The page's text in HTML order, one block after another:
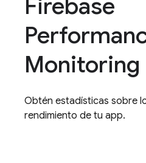
Firebase
Monitoring
Obtén estadísticas sobre
rendimiento de tu app.